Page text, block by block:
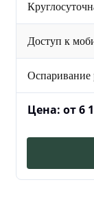
Доступ к
Оспаривание
Цена: от 6